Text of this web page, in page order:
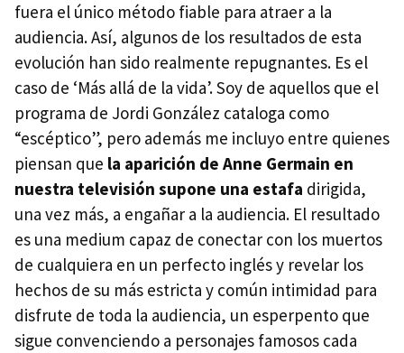
fuera el único método fiable para atraer a la
audiencia. Así, algunos de los resultados de esta
evolución han sido realmente repugnantes. Es el
caso de ‘Más allá de la vida’. Soy de aquellos que el
programa de Jordi González cataloga como
“escéptico”, pero además me incluyo entre quienes
piensan que la aparición de Anne Germain en
nuestra televisión supone una estafa dirigida,
una vez más, a engañar a la audiencia. El resultado
es una medium capaz de conectar con los muertos
de cualquiera en un perfecto inglés y revelar los
hechos de su más estricta y común intimidad para
disfrute de toda la audiencia, un esperpento que
sigue convenciendo a personajes famosos cada